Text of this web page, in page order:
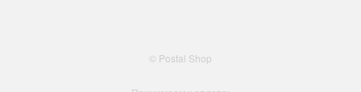
© Postal Shop